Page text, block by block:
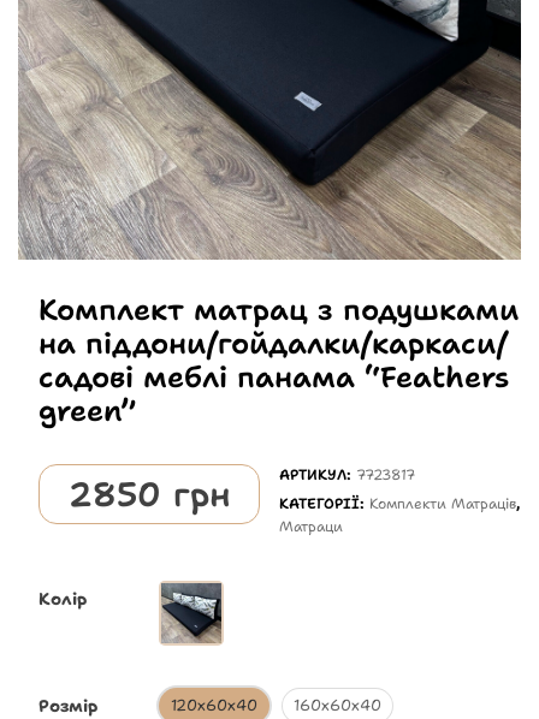
Комплект матрац з подушками
на піддони/гойдалки/каркаси/
садові меблі панама “Feathers
green”
2850 грн АРТИКУЛ: 7723817
КАТЕГОРІЇ: Комплекти Матраців,
Матраци
Колір
Розмір 120х60х40 160х60х40